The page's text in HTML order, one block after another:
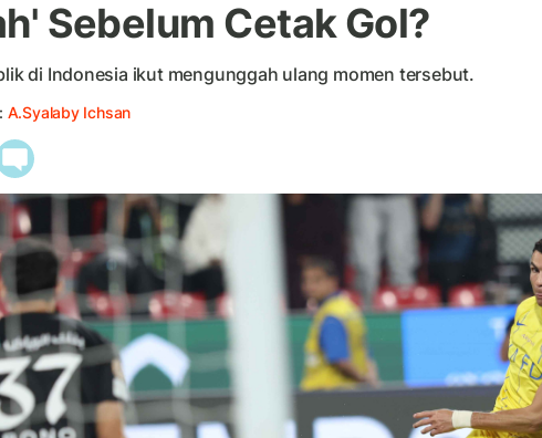
Sebelum Cetak Gol?
di Indonesia ikut mengunggah ulang momen tersebut.
A.Syalaby Ichsan